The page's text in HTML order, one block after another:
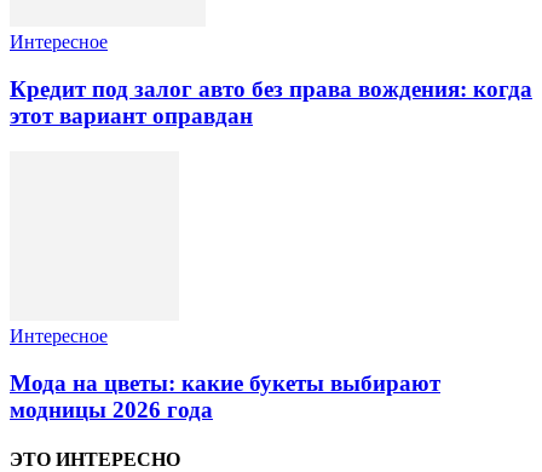
Интересное
Кредит под залог авто без права вождения: когда
этот вариант оправдан
Интересное
Мода на цветы: какие букеты выбирают
модницы 2026 года
ЭТО ИНТЕРЕСНО